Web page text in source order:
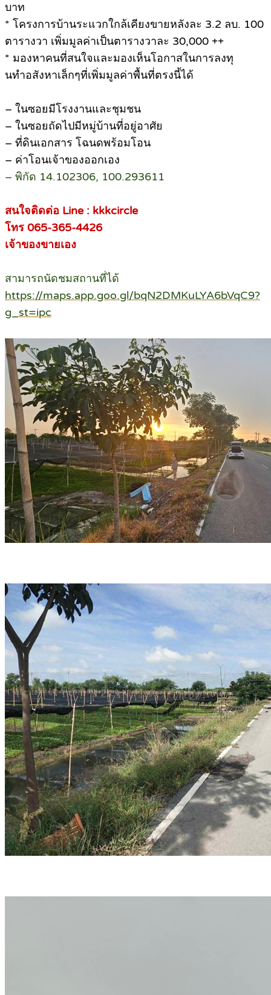
บาท
* โครงการบ้านระแวกใกล้เคียงขายหลังละ 3.2 ลบ. 100
ตารางวา เพิ่มมูลค่าเป็นตารางวาละ 30,000 ++
* มองหาคนที่สนใจและมองเห็นโอกาสในการลงทุ
นทำอสังหาเล็กๆที่เพิ่มมูลค่าพื้นที่ตรงนี้ได้
– ในซอยมีโรงงานและชุมชน
– ในซอยถัดไปมีหมู่บ้านที่อยู่อาศัย
– ที่ดินเอกสาร โฉนดพร้อมโอน
– ค่าโอนเจ้าของออกเอง
– พิกัด 14.102306, 100.293611
สนใจติดต่อ Line : kkkcircle
โทร 065-365-4426
เจ้าของขายเอง
สามารถนัดชมสถานที่ได้
https://maps.app.goo.gl/bqN2DMKuLYA6bVqC9?
g_st=ipc